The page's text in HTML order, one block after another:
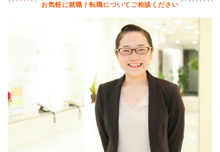
お気軽に就職 / 転職についてご相談ください